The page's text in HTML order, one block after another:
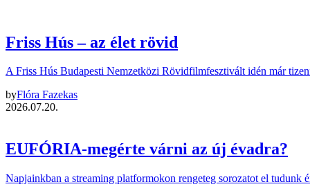
Friss Hús – az élet rövid
A Friss Hús Budapesti Nemzetközi Rövidfilmfesztivált idén már
byFlóra Fazekas
2026.07.20.
EUFÓRIA-megérte várni az új évadra?
Napjainkban a streaming platformokon rengeteg sorozatot el tudunk